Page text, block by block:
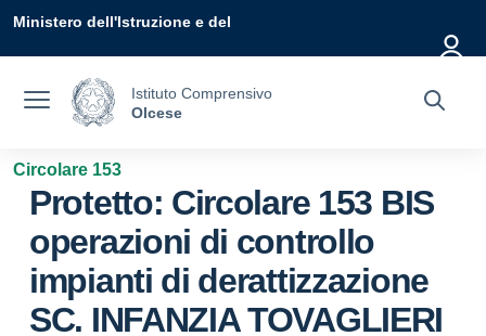
Ministero dell'Istruzione e del
Istituto Comprensivo
Olcese
Circolare 153
Protetto: Circolare 153 BIS
operazioni di controllo
impianti di derattizzazione
SC. INFANZIA TOVAGLIERI